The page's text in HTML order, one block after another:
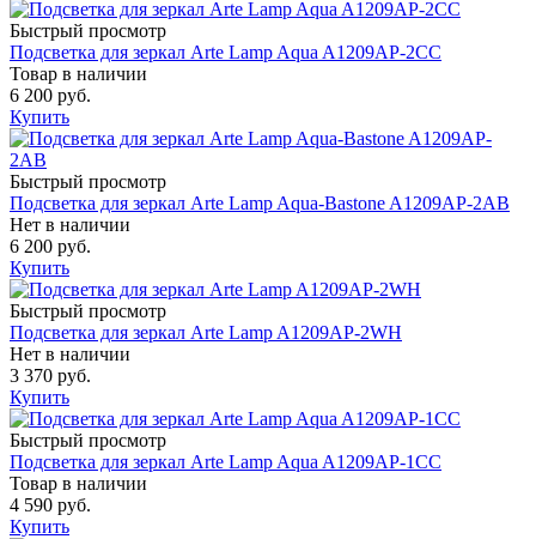
Быстрый просмотр
Подсветка для зеркал Arte Lamp Aqua A1209AP-2CC
Товар в наличии
6 200 руб.
Купить
Быстрый просмотр
Подсветка для зеркал Arte Lamp Aqua-Bastone A1209AP-2AB
Нет в наличии
6 200 руб.
Купить
Быстрый просмотр
Подсветка для зеркал Arte Lamp A1209AP-2WH
Нет в наличии
3 370 руб.
Купить
Быстрый просмотр
Подсветка для зеркал Arte Lamp Aqua A1209AP-1CC
Товар в наличии
4 590 руб.
Купить